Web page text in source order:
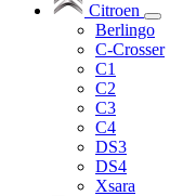
Citroen
Berlingo
C-Crosser
C1
C2
C3
C4
DS3
DS4
Xsara